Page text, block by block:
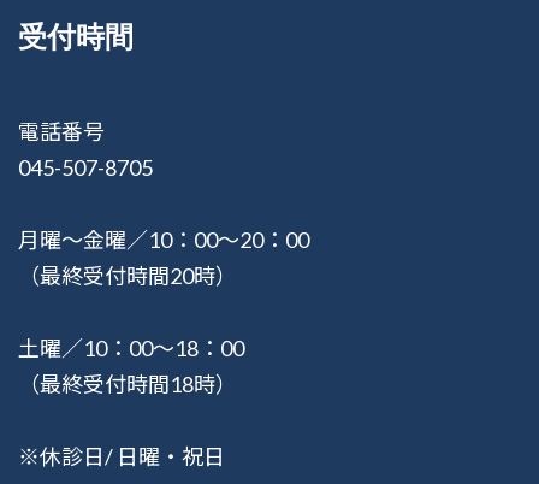
受付時間
電話番号
045-507-8705
月曜〜金曜／10：00〜20：00
（最終受付時間20時）
土曜／10：00〜18：00
（最終受付時間18時）
※休診日/ 日曜・祝日